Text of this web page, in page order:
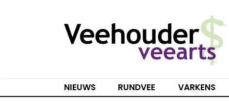
NIEUWS RUNDVEE VARKENS